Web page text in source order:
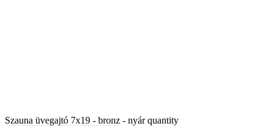
Szauna üvegajtó 7x19 - bronz - nyár quantity